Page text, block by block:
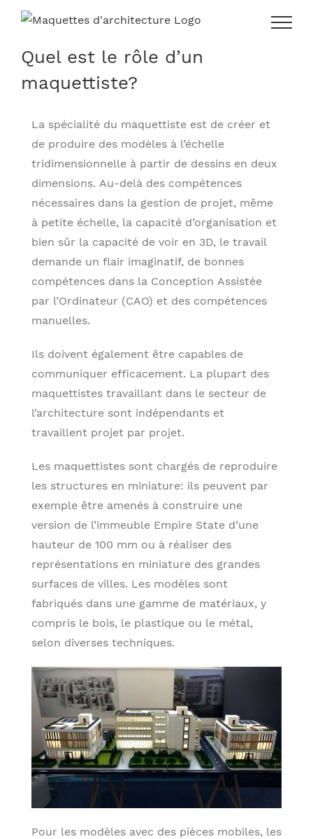
Skip
contentQuel est le rôle d’un
maquettiste?
La spécialité du maquettiste est de créer et
de produire des modèles à l’échelle
tridimensionnelle à partir de dessins en deux
dimensions. Au-delà des compétences
nécessaires dans la gestion de projet, même
à petite échelle, la capacité d’organisation et
bien sûr la capacité de voir en 3D, le travail
demande un flair imaginatif, de bonnes
compétences dans la Conception Assistée
par l’Ordinateur (CAO) et des compétences
manuelles.
Ils doivent également être capables de
communiquer efficacement. La plupart des
maquettistes travaillant dans le secteur de
l’architecture sont indépendants et
travaillent projet par projet.
Les maquettistes sont chargés de reproduire
les structures en miniature: ils peuvent par
exemple être amenés à construire une
version de l’immeuble Empire State d’une
hauteur de 100 mm ou à réaliser des
représentations en miniature des grandes
surfaces de villes. Les modèles sont
fabriqués dans une gamme de matériaux, y
compris le bois, le plastique ou le métal,
selon diverses techniques.
Pour les modèles avec des pièces mobiles, les